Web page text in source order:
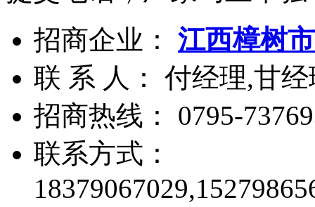
招商企业： 江西樟树
联 系 人： 付经理,甘
招商热线： 0795-
联系方式：